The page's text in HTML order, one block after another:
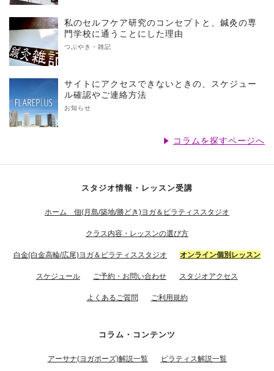
私のセルフケア研究のコンセプトと、鍼灸の専
門学校に通うことにした理由
つぶやき・雑記
サイトにアクセスできないときの、スケジュー
ル確認やご連絡方法
お知らせ
コラムを探すページへ
スタジオ情報・レッスン受講
ホーム 佃(月島/築地/勝どき)ヨガ＆ピラティススタジオ
クラス内容・レッスンの選び方
白金(白金高輪/広尾)ヨガ＆ピラティススタジオ オンライン個別レッスン
スケジュール ご予約・お問い合わせ スタジオアクセス
よくあるご質問 ご利用規約
コラム・コンテンツ
アーサナ(ヨガポーズ)解説一覧 ピラティス解説一覧